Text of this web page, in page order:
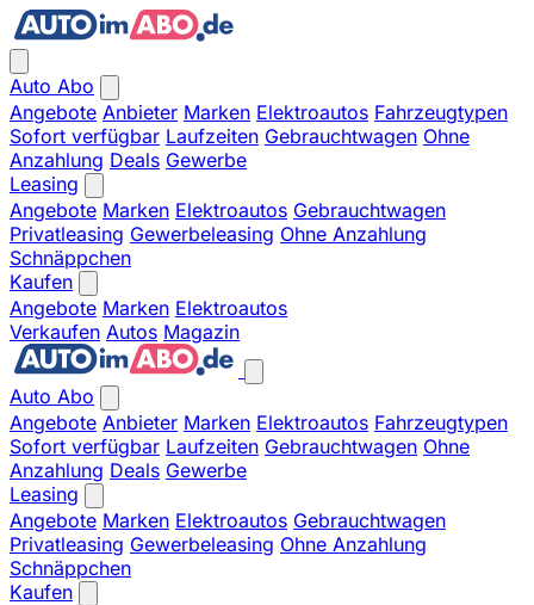
Auto Abo
Angebote Anbieter Marken Elektroautos Fahrzeugtypen
Sofort verfügbar Laufzeiten Gebrauchtwagen Ohne
Anzahlung Deals Gewerbe
Leasing
Angebote Marken Elektroautos Gebrauchtwagen
Privatleasing Gewerbeleasing Ohne Anzahlung
Schnäppchen
Kaufen
Angebote Marken Elektroautos
Verkaufen Autos Magazin
Auto Abo
Angebote Anbieter Marken Elektroautos Fahrzeugtypen
Sofort verfügbar Laufzeiten Gebrauchtwagen Ohne
Anzahlung Deals Gewerbe
Leasing
Angebote Marken Elektroautos Gebrauchtwagen
Privatleasing Gewerbeleasing Ohne Anzahlung
Schnäppchen
Kaufen